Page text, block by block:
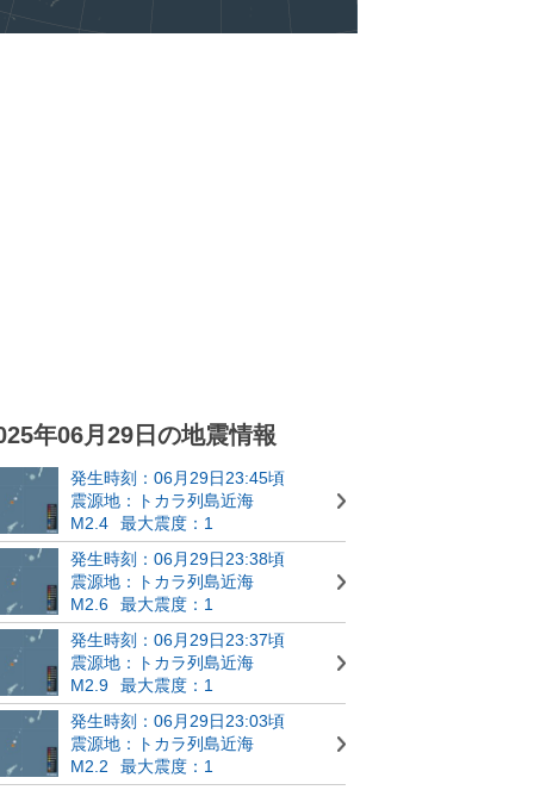
年06月29日の地震情報
発生時刻：06月29日23:45頃
震源地：トカラ列島近海
M2.4
最大震度：1
発生時刻：06月29日23:38頃
震源地：トカラ列島近海
M2.6
最大震度：1
発生時刻：06月29日23:37頃
震源地：トカラ列島近海
M2.9
最大震度：1
発生時刻：06月29日23:03頃
震源地：トカラ列島近海
M2.2
最大震度：1